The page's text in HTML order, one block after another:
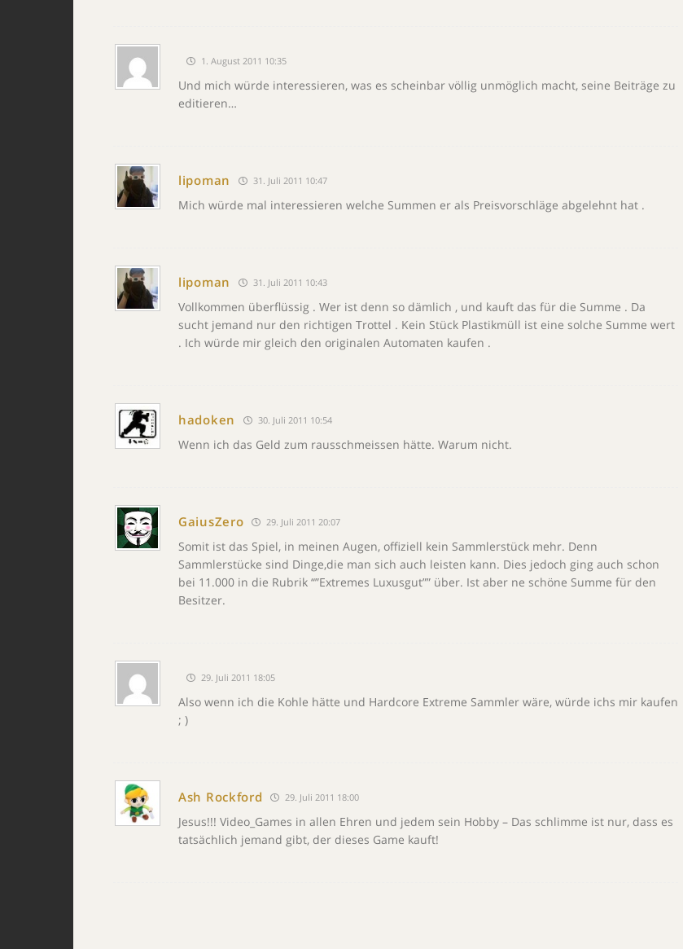
1. August 2011 10:35
Und mich würde interessieren, was es scheinbar völlig unmöglich macht, seine Beiträge zu
editieren…
lipoman 31. Juli 2011 10:47
Mich würde mal interessieren welche Summen er als Preisvorschläge abgelehnt hat .
lipoman 31. Juli 2011 10:43
Vollkommen überflüssig . Wer ist denn so dämlich , und kauft das für die Summe . Da
sucht jemand nur den richtigen Trottel . Kein Stück Plastikmüll ist eine solche Summe wert
. Ich würde mir gleich den originalen Automaten kaufen .
hadoken 30. Juli 2011 10:54
Wenn ich das Geld zum rausschmeissen hätte. Warum nicht.
GaiusZero 29. Juli 2011 20:07
Somit ist das Spiel, in meinen Augen, offiziell kein Sammlerstück mehr. Denn
Sammlerstücke sind Dinge,die man sich auch leisten kann. Dies jedoch ging auch schon
bei 11.000 in die Rubrik “”Extremes Luxusgut”” über. Ist aber ne schöne Summe für den
Besitzer.
29. Juli 2011 18:05
Also wenn ich die Kohle hätte und Hardcore Extreme Sammler wäre, würde ichs mir kaufen
; )
Ash Rockford 29. Juli 2011 18:00
Jesus!!! Video_Games in allen Ehren und jedem sein Hobby – Das schlimme ist nur, dass es
tatsächlich jemand gibt, der dieses Game kauft!